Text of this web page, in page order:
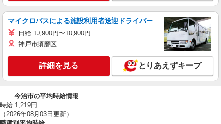
マイクロバスによる施設利用者送迎ドライバー
日給 10,900円〜10,900円
神戸市須磨区
詳細を見る とりあえずキープ
今治市の平均時給情報
時給 1,219円
（2026年08月03日更新）